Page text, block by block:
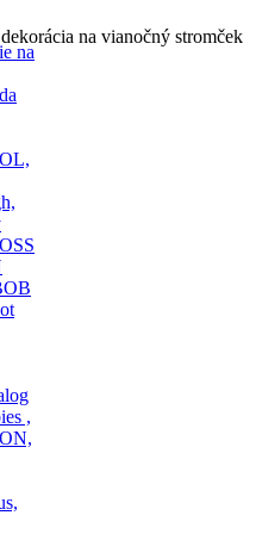
na
,
na vianočný stromček